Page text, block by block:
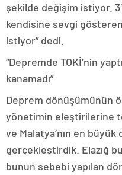
şekilde değişim istiyor.
kendisine sevgi
istiyor” dedi.
“Depremde TOKİ’nin
kanamadı”
Deprem dönüşümünün
yönetimin eleştirilerine
ve Malatya’nın en
gerçekleştirdik. Elazığ
bunun sebebi yapılan